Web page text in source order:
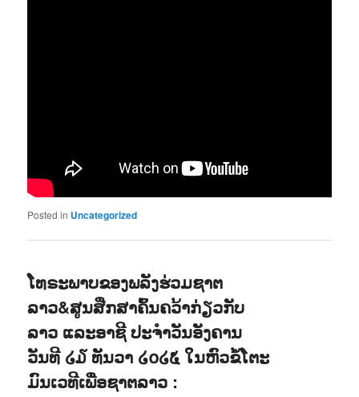
Posted in Uncategorized
ໂທຣະພາບຂອງພລັງຮ່ວມຊາຕ
ລາວ&ສູນສືກສາຄົ້ນຄວ້າກ່ຽວກັບ
ລາວ ແລະອາຊີ ປະຈຳວັນອັງຄານ
ວັນທີ ໒໓ ທັນວາ ໒໐໒໕ ໃນຫົວຂໍ້ໂຕະ
ມົນເວທີເພື່ອຊາຕລາວ :